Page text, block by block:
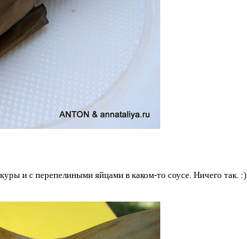
и с перепелиными яйцами в каком-то соусе. Ничего так. :)